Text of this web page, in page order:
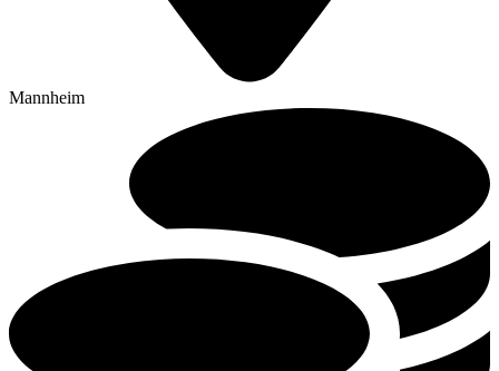
Mannheim